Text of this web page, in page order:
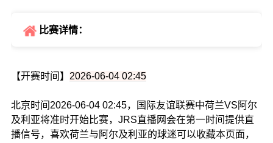
比赛详情：
【开赛时间】 2026-06-04 02:45
北京时间2026-06-04 02:45，国际友谊联赛中荷兰VS阿尔
及利亚将准时开始比赛，JRS直播网会在第一时间提供直
播信号，喜欢荷兰与阿尔及利亚的球迷可以收藏本页面，